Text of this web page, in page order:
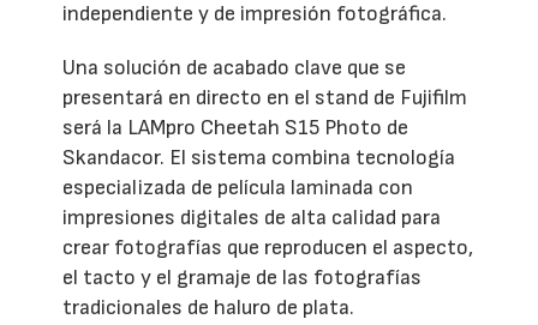
independiente y de impresión fotográfica.
Una solución de acabado clave que se
presentará en directo en el stand de Fujifilm
será la LAMpro Cheetah S15 Photo de
Skandacor. El sistema combina tecnología
especializada de película laminada con
impresiones digitales de alta calidad para
crear fotografías que reproducen el aspecto,
el tacto y el gramaje de las fotografías
tradicionales de haluro de plata.